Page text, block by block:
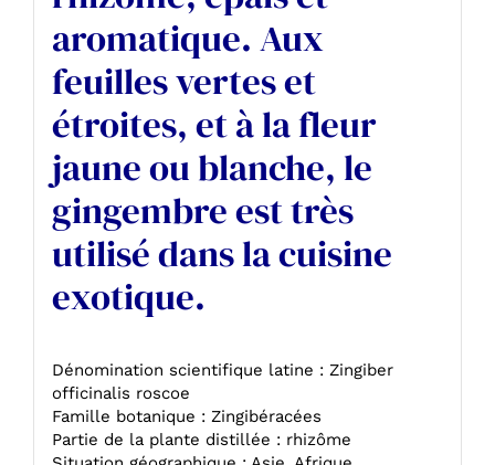
aromatique. Aux
feuilles vertes et
étroites, et à la fleur
jaune ou blanche, le
gingembre est très
utilisé dans la cuisine
exotique.
Dénomination scientifique latine : Zingiber
officinalis roscoe
Famille botanique : Zingibéracées
Partie de la plante distillée : rhizôme